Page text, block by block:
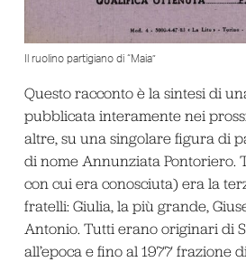
Il ruolino partigiano di “Maia”
Questo racconto è la sintesi di
pubblicata interamente nei
altre, su una singolare figura di
di nome Annunziata Pontoriero.
con cui era conosciuta) era la
fratelli: Giulia, la più grande,
Antonio. Tutti erano originari di
all’epoca e fino al 1977 frazione